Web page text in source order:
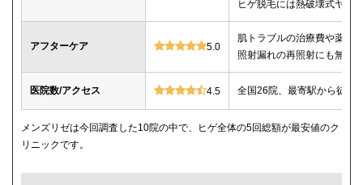
ヒゲ脱毛には熱破壊式ヤグ
アフターケア 5.0
肌トラブルの治療費や薬代
照射漏れの再照射にも無料
医院数/アクセス 4.5 全国26院、最寄駅から徒歩
メンズリゼは今回調査した10院の中で、ヒゲ全体の5回総額が最安値のク
リニックです。